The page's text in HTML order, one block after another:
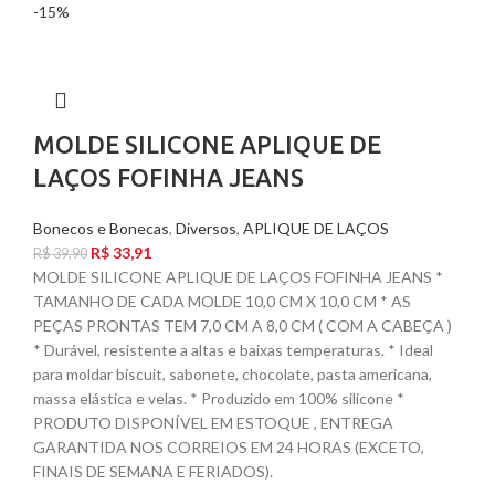
-15%
MOLDE SILICONE APLIQUE DE
LAÇOS FOFINHA JEANS
Bonecos e Bonecas, Diversos, APLIQUE DE LAÇOS
R$39,90 R$33,91
MOLDE SILICONE APLIQUE DE LAÇOS FOFINHA JEANS *
TAMANHO DE CADA MOLDE 10,0 CM X 10,0 CM * AS
PEÇAS PRONTAS TEM 7,0 CM A 8,0 CM ( COM A CABEÇA )
* Durável, resistente a altas e baixas temperaturas. * Ideal
para moldar biscuit, sabonete, chocolate, pasta americana,
massa elástica e velas. * Produzido em 100% silicone *
PRODUTO DISPONÍVEL EM ESTOQUE , ENTREGA
GARANTIDA NOS CORREIOS EM 24 HORAS (EXCETO,
FINAIS DE SEMANA E FERIADOS).